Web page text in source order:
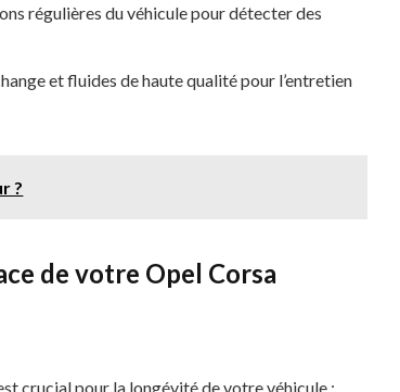
régulières du véhicule pour détecter des
et fluides de haute qualité pour l’entretien
?
de votre Opel Corsa
crucial pour la longévité de votre véhicule :